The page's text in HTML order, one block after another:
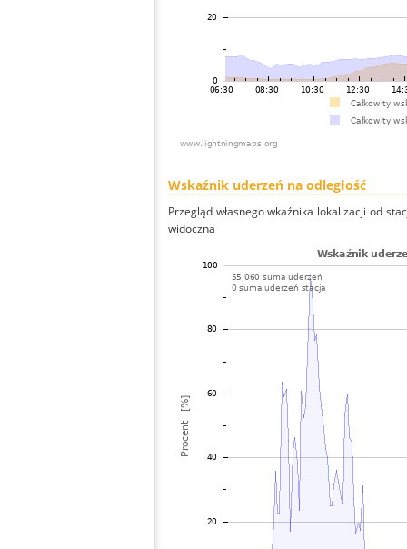
Wskaźnik uderzeń na odległość
Przegląd własnego wkaźnika lokalizacji od
widoczna